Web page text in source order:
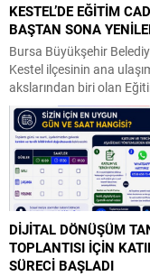
KESTEL’DE EĞİTİM
BAŞTAN SONA
Bursa Büyükşehir
Kestel ilçesinin ana
akslarından biri olan
Caddesi’nde yürüttüğü
kaplama çalışmalarını
Büyükşehir Belediyesi
Dairesi Başkanlığı
gerçekleştirilen çalışma
kapsamında, 1.100
uzunluğunda, 13 metre
genişliğinde ve iki dönel
yer aldığı güzergâhta
tonluk asfalt kaplama
DİJİTAL DÖNÜŞÜM
TOPLANTISI İÇİN
SÜRECİ BAŞLADI